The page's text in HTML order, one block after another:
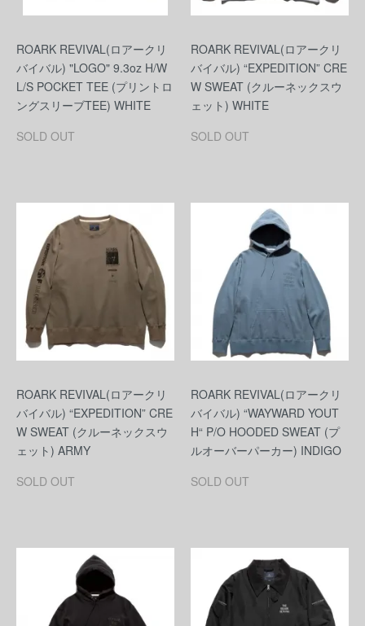
ROARK REVIVAL(ロアークリ
バイバル) "LOGO" 9.3oz H/W
L/S POCKET TEE (プリントロ
ングスリーブTEE) WHITE
SOLD OUT
ROARK REVIVAL(ロアークリ
バイバル) “EXPEDITION” CRE
W SWEAT (クルーネックスウ
ェット) WHITE
SOLD OUT
ROARK REVIVAL(ロアークリ
バイバル) “EXPEDITION” CRE
W SWEAT (クルーネックスウ
ェット) ARMY
SOLD OUT
ROARK REVIVAL(ロアークリ
バイバル) “WAYWARD YOUT
H“ P/O HOODED SWEAT (プ
ルオーバーパーカー) INDIGO
SOLD OUT